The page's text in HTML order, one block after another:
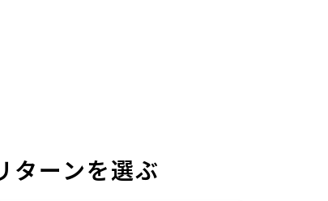
ターンを選ぶ